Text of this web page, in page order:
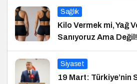
Sağlık
Kilo Vermek mi, Yağ
Sanıyoruz Ama Değil!
Siyaset
19 Mart: Türkiye’nin